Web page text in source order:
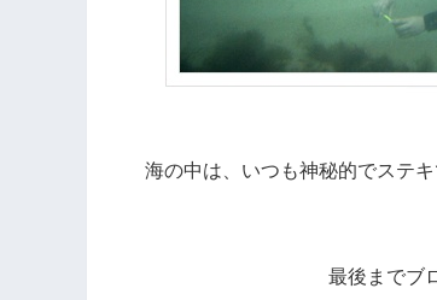
海の中は、いつも神秘的でステ
最後までブ